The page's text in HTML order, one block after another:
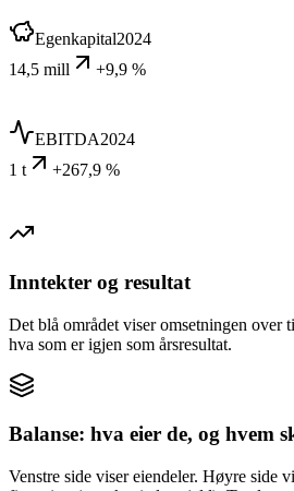
Egenkapital2024
14,5 mill
+9,9 %
EBITDA2024
1 t
+267,9 %
Inntekter og resultat
Det blå området viser omsetningen over
hva som er igjen som årsresultat.
Balanse: hva eier de, og hvem
Venstre side viser eiendeler. Høyre side